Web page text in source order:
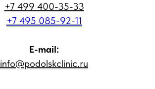
+7 499 400-35-33
+7 495 085-92-11
E-mail:
info@podolskclinic.ru